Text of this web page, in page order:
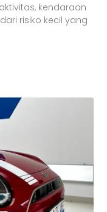
kendaraan
risiko kecil yang